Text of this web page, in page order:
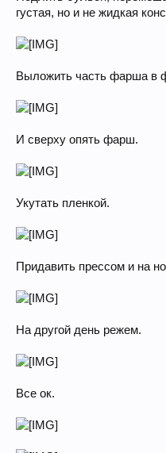
густая, но и не жидкая
Выложить часть фарша в
И сверху опять фарш.
Укутать пленкой.
Придавить прессом и на
На другой день режем.
Все ок.